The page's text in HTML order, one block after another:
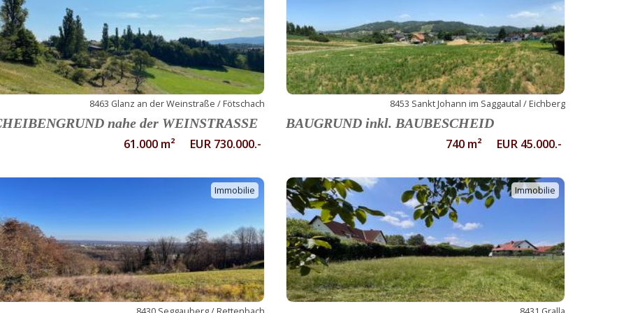
8463 Glanz an der Weinstraße / Fötschach
nahe der WEINSTRASSE
61.000 m² EUR 730.000.-
8453 Sankt Johann im Saggautal / Eichberg
BAUGRUND inkl. BAUBESCHEID
740 m² EUR 45.000.-
Immobilie Immobilie